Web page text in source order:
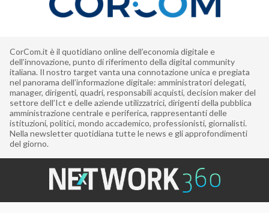
CorCom.it è il quotidiano online dell’economia digitale e
dell’innovazione, punto di riferimento della digital community
italiana. Il nostro target vanta una connotazione unica e pregiata
nel panorama dell’informazione digitale: amministratori delegati,
manager, dirigenti, quadri, responsabili acquisti, decision maker del
settore dell’Ict e delle aziende utilizzatrici, dirigenti della pubblica
amministrazione centrale e periferica, rappresentanti delle
istituzioni, politici, mondo accademico, professionisti, giornalisti.
Nella newsletter quotidiana tutte le news e gli approfondimenti
del giorno.